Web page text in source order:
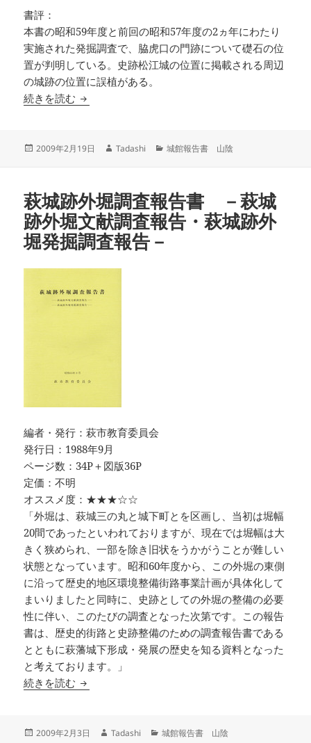
書評：
本書の昭和59年度と前回の昭和57年度の2ヵ年にわたり
実施された発掘調査で、脇虎口の門跡について礎石の位
置が判明している。史跡松江城の位置に掲載される周辺
の城跡の位置に誤植がある。
続きを読む 史跡松江城 昭和59年度保存修理事業報告書
投
2009年2月19日
作
Tadashi
カ
ー
城館報告書 山陰
萩城跡外堀調査報告書 －萩城
跡外堀文献調査報告・萩城跡外
堀発掘調査報告－
編者・発行：萩市教育委員会
発行日：1988年9月
ページ数：34P＋図版36P
定価：不明
オススメ度：★★★☆☆
「外堀は、萩城三の丸と城下町とを区画し、当初は堀幅
20間であったといわれておりますが、現在では堀幅は大
きく狭められ、一部を除き旧状をうかがうことが難しい
状態となっています。昭和60年度から、この外堀の東側
に沿って歴史的地区環境整備街路事業計画が具体化して
まいりましたと同時に、史跡としての外堀の整備の必要
性に伴い、このたびの調査となった次第です。この報告
書は、歴史的街路と史跡整備のための調査報告書である
とともに萩藩城下形成・発展の歴史を知る資料となった
と考えております。」
続きを読む 萩城跡外堀調査報告書 －萩城跡外堀文献調査報
投
2009年2月3日
作
Tadashi
カ
城館報告書 山陰